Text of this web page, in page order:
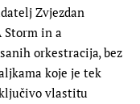
Zvjezdan
Storm in a
orkestracija, bez
koje je tek
vlastitu